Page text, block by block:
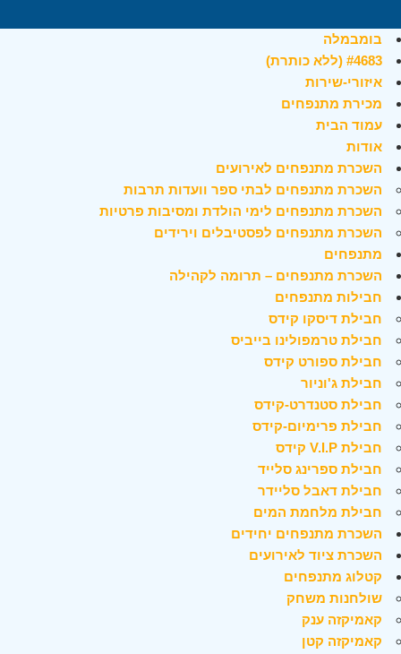
בומבמלה
#4683 (ללא כותרת)
איזורי-שירות
מכירת מתנפחים
עמוד הבית
אודות
השכרת מתנפחים לאירועים
השכרת מתנפחים לבתי ספר וועדות תרבות
השכרת מתנפחים לימי הולדת ומסיבות פרטיות
השכרת מתנפחים לפסטיבלים וירידים
מתנפחים
השכרת מתנפחים – תרומה לקהילה
חבילות מתנפחים
חבילת דיסקו קידס
חבילת טרמפולינו בייביס
חבילת ספורט קידס
חבילת ג'וניור
חבילת סטנדרט-קידס
חבילת פרימיום-קידס
חבילת V.I.P קידס
חבילת ספרינג סלייד
חבילת דאבל סליידר
חבילת מלחמת המים
השכרת מתנפחים יחידים
השכרת ציוד לאירועים
קטלוג מתנפחים
שולחנות משחק
קאמיקזה ענק
קאמיקזה קטן